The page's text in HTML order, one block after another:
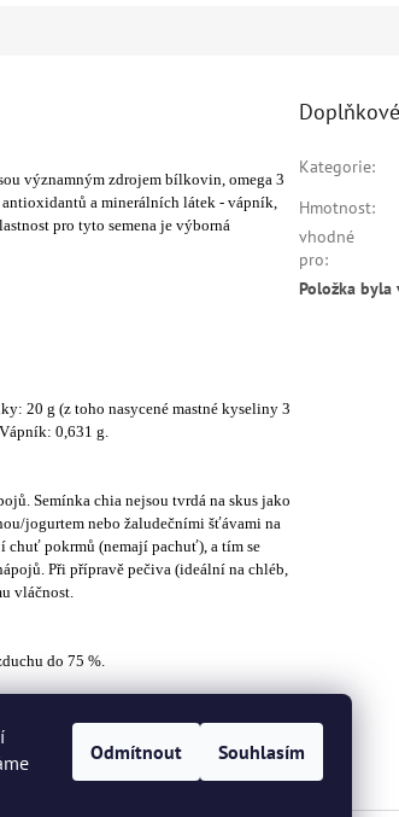
Odmítnout Souhlasím
významným zdrojem bílkovin, omega 3
a minerálních látek - vápník,
pro tyto semena je výborná
20 g (z toho nasycené mastné kyseliny 3
0,631 g.
Semínka chia nejsou tvrdá na skus jako
jogurtem nebo žaludečními šťávami na
pokrmů (nemají pachuť), a tím se
Při přípravě pečiva (ideální na chléb,
vláčnost.
do 75 %.
Kategorie:
Hmotnost:
vhodné
pro:
Položka